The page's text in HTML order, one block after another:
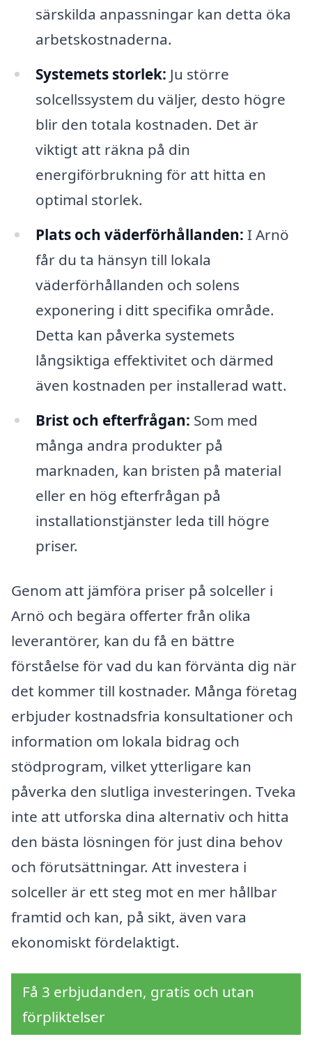
särskilda anpassningar kan detta öka
arbetskostnaderna.
Systemets storlek: Ju större
solcellssystem du väljer, desto högre
blir den totala kostnaden. Det är
viktigt att räkna på din
energiförbrukning för att hitta en
optimal storlek.
Plats och väderförhållanden: I Arnö
får du ta hänsyn till lokala
väderförhållanden och solens
exponering i ditt specifika område.
Detta kan påverka systemets
långsiktiga effektivitet och därmed
även kostnaden per installerad watt.
Brist och efterfrågan: Som med
många andra produkter på
marknaden, kan bristen på material
eller en hög efterfrågan på
installationstjänster leda till högre
priser.
Genom att jämföra priser på solceller i
Arnö och begära offerter från olika
leverantörer, kan du få en bättre
förståelse för vad du kan förvänta dig när
det kommer till kostnader. Många företag
erbjuder kostnadsfria konsultationer och
information om lokala bidrag och
stödprogram, vilket ytterligare kan
påverka den slutliga investeringen. Tveka
inte att utforska dina alternativ och hitta
den bästa lösningen för just dina behov
och förutsättningar. Att investera i
solceller är ett steg mot en mer hållbar
framtid och kan, på sikt, även vara
ekonomiskt fördelaktigt.
Få 3 erbjudanden, gratis och utan
förpliktelser